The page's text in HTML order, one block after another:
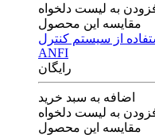
به لیست دلخواه
مقایسه این محصول
از سيستم كنترل
ANFI
رایگان
اضافه به سبد خرید
به لیست دلخواه
مقایسه این محصول